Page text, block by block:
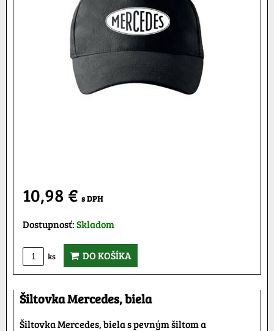
10,98 € s DPH
Dostupnosť:Skladom
ks DO KOŠÍKA
Šiltovka Mercedes, biela
Šiltovka Mercedes, biela s pevným šiltom a